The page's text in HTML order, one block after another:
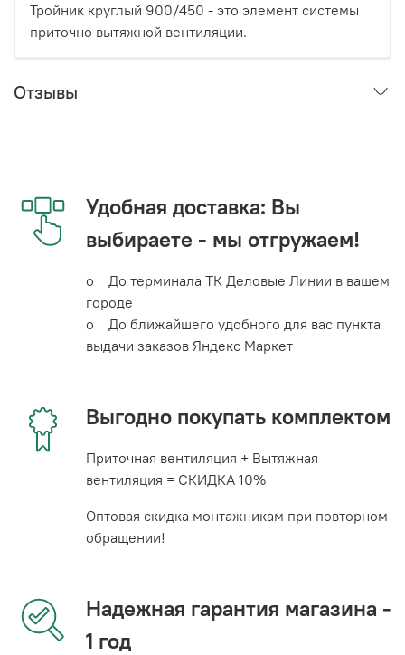
Тройник круглый 900/450 - это элемент системы
приточно вытяжной вентиляции.
Отзывы
Удобная доставка: Вы
выбираете - мы отгружаем!
o До терминала ТК Деловые Линии в вашем
городе
o До ближайшего удобного для вас пункта
выдачи заказов Яндекс Маркет
Выгодно покупать комплектом
Приточная вентиляция + Вытяжная
вентиляция = СКИДКА 10%
Оптовая скидка монтажникам при повторном
обращении!
Надежная гарантия магазина -
1 год